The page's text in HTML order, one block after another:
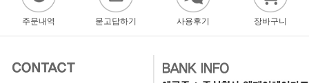
주문내역 묻고답하기 사용후기 장바구니